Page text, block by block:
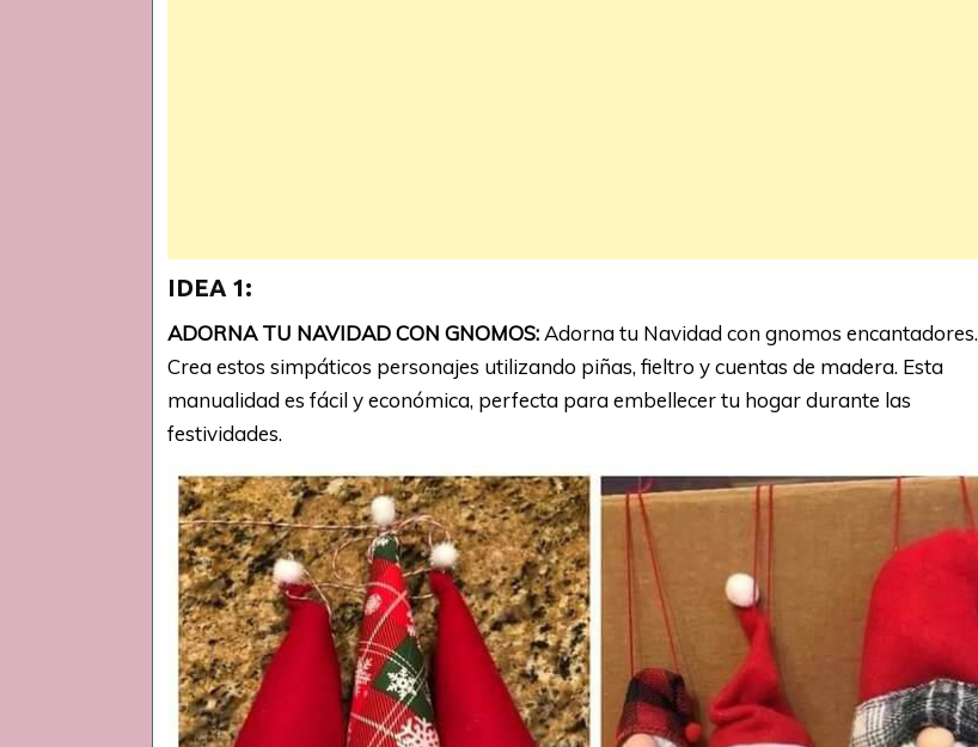
IDEA 1:
ADORNA TU NAVIDAD CON GNOMOS: Adorna tu Navidad con gnomos encantadores.
Crea estos simpáticos personajes utilizando piñas, fieltro y cuentas de madera. Esta
manualidad es fácil y económica, perfecta para embellecer tu hogar durante las
festividades.